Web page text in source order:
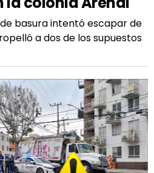
basura intentó escapar de
a dos de los supuestos